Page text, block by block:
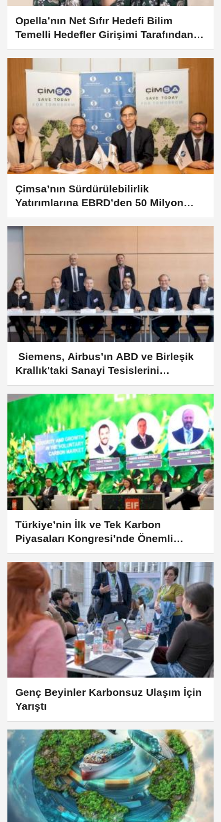
Opella’nın Net Sıfır Hedefi Bilim
Temelli Hedefler Girişimi Tarafından
Onaylandı
Çimsa’nın Sürdürülebilirlik
Yatırımlarına EBRD’den 50 Milyon
Euroluk Finansman
Siemens, Airbus’ın ABD ve Birleşik
Krallık'taki Sanayi Tesislerini
Karbonsuzlaştıracak
Türkiye’nin İlk ve Tek Karbon
Piyasaları Kongresi’nde Önemli
Açıklamalar
Genç Beyinler Karbonsuz Ulaşım İçin
Yarıştı